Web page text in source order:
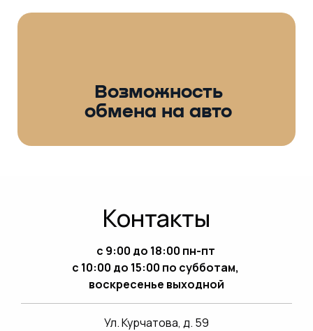
Возможность
обмена на авто
Контакты
с 9:00 до 18:00 пн-пт
с 10:00 до 15:00 по субботам,
воскресенье выходной
Ул. Курчатова, д. 59